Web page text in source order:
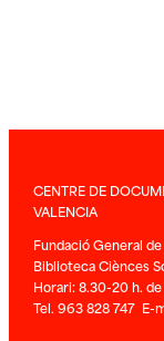
CENTRE DE
VALENCIA
Fundació General
Biblioteca Ciènces
Horari: 8.30-20 h.
Tel. 963 828 747 E-